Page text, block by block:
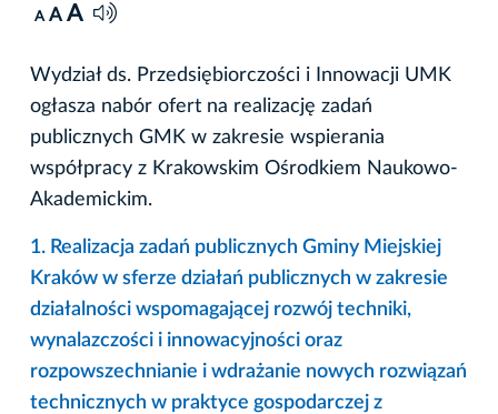
A A A
Wydział ds. Przedsiębiorczości i Innowacji UMK
ogłasza nabór ofert na realizację zadań
publicznych GMK w zakresie wspierania
współpracy z Krakowskim Ośrodkiem Naukowo-
Akademickim.
1. Realizacja zadań publicznych Gminy Miejskiej
Kraków w sferze działań publicznych w zakresie
działalności wspomagającej rozwój techniki,
wynalazczości i innowacyjności oraz
rozpowszechnianie i wdrażanie nowych rozwiązań
technicznych w praktyce gospodarczej z